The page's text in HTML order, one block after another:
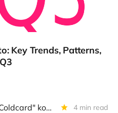
Key Trends, Patterns,
Savaitė kriptoje: "Coldcard" košmaras ir ką reikia žinoti apie naują BTC ir kripto piniginių realybę 4 min read